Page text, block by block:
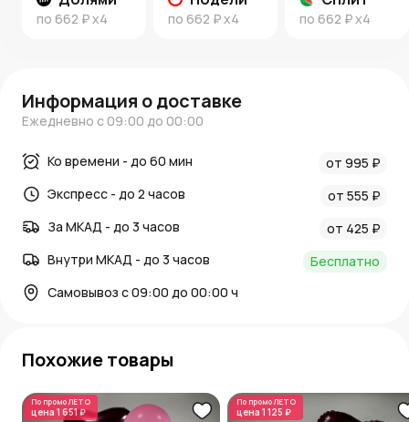
по 662 ₽x4 по 662 ₽x4 по 662 ₽x4
Информация о доставке
Ежедневно с 09:00 до 00:00
Ко времени - до 60 мин
от 995 ₽
Экспресс - до 2 часов
от 555 ₽
За МКАД - до 3 часов
от 425 ₽
Внутри МКАД - до 3 часов
Бесплатно
Самовывоз с 09:00 до 00:00 ч
Похожие товары
По промоЛЕТО
цена 1 651 ₽
По промоЛЕТО
цена 1 125 ₽